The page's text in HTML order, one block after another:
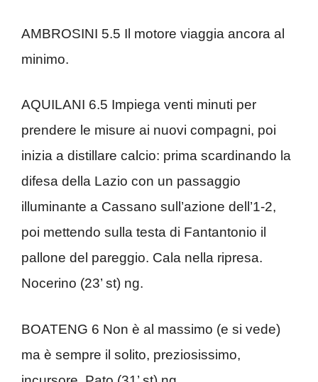
AMBROSINI 5.5 Il motore viaggia ancora al
minimo.
AQUILANI 6.5 Impiega venti minuti per
prendere le misure ai nuovi compagni, poi
inizia a distillare calcio: prima scardinando la
difesa della Lazio con un passaggio
illuminante a Cassano sull’azione dell’1-2,
poi mettendo sulla testa di Fantantonio il
pallone del pareggio. Cala nella ripresa.
Nocerino (23’ st) ng.
BOATENG 6 Non è al massimo (e si vede)
ma è sempre il solito, preziosissimo,